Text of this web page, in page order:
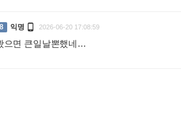
익명  2026-06-20 17:08:59
으면 큰일날뽄했네…